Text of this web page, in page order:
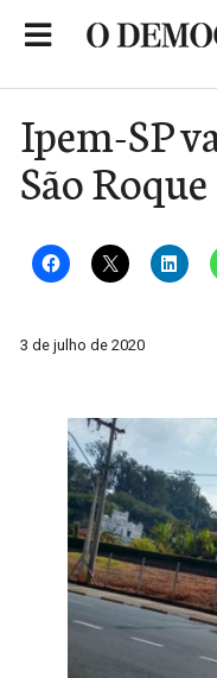
Ipem-SP
São Roque
3 de julho de 2020